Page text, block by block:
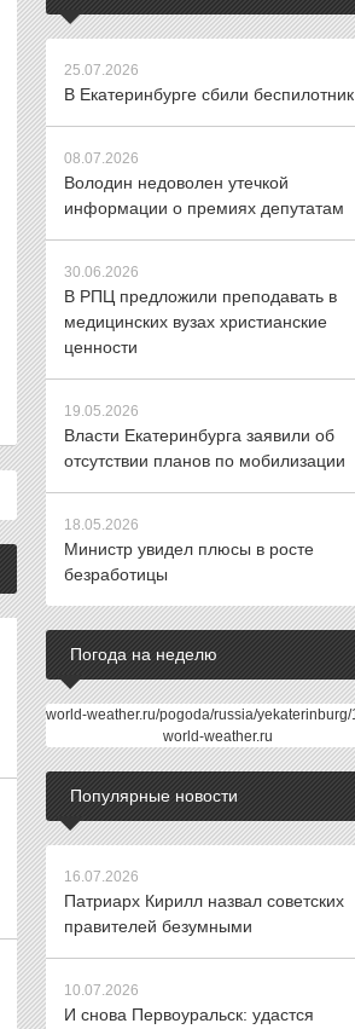
25.07.2026
В Екатеринбурге сбили беспилотник
08.07.2026
Володин недоволен утечкой
информации о премиях депутатам
30.06.2026
В РПЦ предложили преподавать в
медицинских вузах христианские
ценности
19.05.2026
Власти Екатеринбурга заявили об
отсутствии планов по мобилизации
18.05.2026
Министр увидел плюсы в росте
безработицы
Погода на неделю
world-weather.ru
Популярные новости
16.07.2026
Патриарх Кирилл назвал советских
правителей безумными
10.07.2026
И снова Первоуральск: удастся